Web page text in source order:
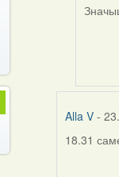
In
Harrier
Alla V -
18.31